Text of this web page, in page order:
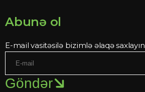
Abunə ol
E-mail vasitəsilə bizimlə əlaqə saxlayın
Göndər